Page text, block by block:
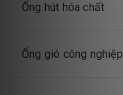
Ống hút hóa chất
Ống gió công nghiệp